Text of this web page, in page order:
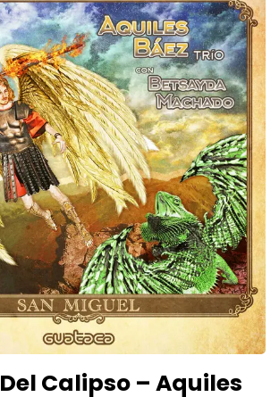
Calipso – Aquiles